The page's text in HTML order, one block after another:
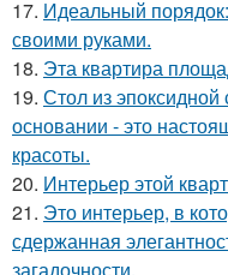
17. Идеальный
своими руками.
18. Эта квартира
19. Стол из
основании - это
красоты.
20. Интерьер этой
21. Это интерьер, в
сдержанная